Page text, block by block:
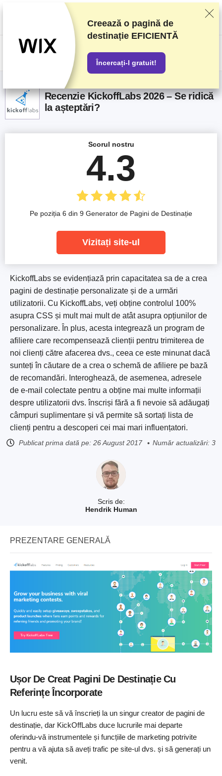
Clasificăm furnizorii pe baza unor teste și analize riguroase, dar luăm în
considerare și feedbackul vostru și acordurile comerciale pe care le avem
cu furnizorii. Această pagină conține link-uri de afiliat.Informare privind
US$
Recenzie KickoffLabs 2026 – Se ridică
la așteptări?
Scris de:
Hendrik Human
KickoffLabs se evidențiază prin capacitatea sa de a crea
pagini de destinație personalizate și de a urmări
utilizatorii. Cu KickoffLabs, veți obține controlul 100%
asupra CSS și mult mai mult de atât asupra opțiunilor de
personalizare. În plus, acesta integrează un program de
afiliere care recompensează clienții pentru trimiterea de
noi clienți către afacerea dvs., ceea ce este minunat dacă
sunteți în căutare de a crea o schemă de afiliere pe bază
de recomandări. Interoghează, de asemenea, adresele
de e-mail colectate pentru a obține mai multe informații
despre utilizatorii dvs. înscriși fără a fi nevoie să adăugați
câmpuri suplimentare și vă permite să sortați lista de
clienți pentru a descoperi cei mai mari influențatori.
Publicat prima dată pe: 26 August 2017 Număr actualizări: 3
Scorul nostru
4.3
Pe poziția 6 din 9 Generator de Pagini de Destinație
Vizitați site-ul
PREZENTARE GENERALĂ
Ușor De Creat Pagini De Destinație Cu
Referințe Încorporate
Un lucru este să vă înscrieți la un singur creator de pagini de
destinație, dar KickOffLabs duce lucrurile mai departe
oferindu-vă instrumentele și funcțiile de marketing potrivite
pentru a vă ajuta să aveți trafic pe site-ul dvs. și să generați un
venit.
Creează o pagină de
destinație EFICIENTĂ
Încercați-l gratuit!